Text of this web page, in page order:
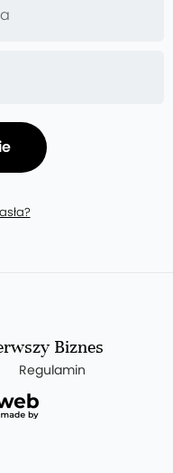
Biznes
Regulamin